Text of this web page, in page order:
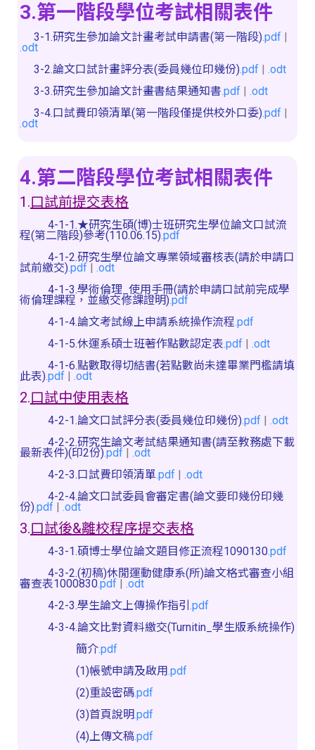
3.第一階段學位考試相關表件
3-1.研究生參加論文計畫考試申請書(第一階段).pdf |
.odt
3-2.論文口試計畫評分表(委員幾位印幾份).pdf | .odt
3-3.研究生參加論文計畫書結果通知書.pdf | .odt
3-4.口試費印領清單(第一階段僅提供校外口委).pdf |
.odt
4.第二階段學位考試相關表件
1.口試前提交表格
4-1-1.★研究生碩(博)士班研究生學位論文口試流
程(第二階段)參考(110.06.15).pdf
4-1-2.研究生學位論文專業領域審核表(請於申請口
試前繳交).pdf | .odt
4-1-3.學術倫理_使用手冊(請於申請口試前完成學
術倫理課程，並繳交修課證明).pdf
4-1-4.論文考試線上申請系統操作流程.pdf
4-1-5.休運系碩士班著作點數認定表.pdf | .odt
4-1-6.點數取得切結書(若點數尚未達畢業門檻請填
此表).pdf | .odt
2.口試中使用表格
4-2-1.論文口試評分表(委員幾位印幾份).pdf | .odt
4-2-2.研究生論文考試結果通知書(請至教務處下載
最新表件)(印2份).pdf | .odt
4-2-3.口試費印領清單.pdf | .odt
4-2-4.論文口試委員會審定書(論文要印幾份印幾
份).pdf | .odt
3.口試後&離校程序提交表格
4-3-1.碩博士學位論文題目修正流程1090130.pdf
4-3-2.(初稿)休閒運動健康系(所)論文格式審查小組
審查表1000830.pdf | .odt
4-2-3.學生論文上傳操作指引 .pdf
4-3-4.論文比對資料繳交(Turnitin_學生版系統操作)
簡介.pdf
(1)帳號申請及啟用.pdf
(2)重設密碼.pdf
(3)首頁說明.pdf
(4)上傳文稿.pdf